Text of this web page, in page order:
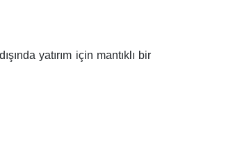
yatırım için mantıklı bir